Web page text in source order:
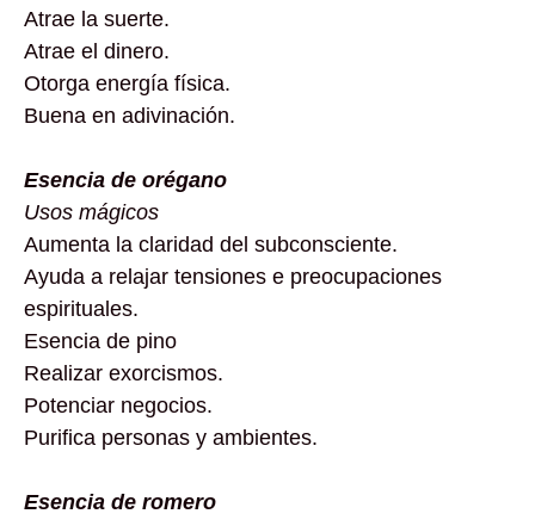
Atrae la suerte.
Atrae el dinero.
Otorga energía física.
Buena en adivinación.
Esencia de orégano
Usos mágicos
Aumenta la claridad del subconsciente.
Ayuda a relajar tensiones e preocupaciones
espirituales.
Esencia de pino
Realizar exorcismos.
Potenciar negocios.
Purifica personas y ambientes.
Esencia de romero